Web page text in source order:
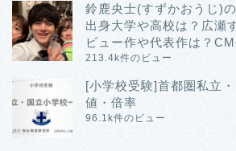
鈴鹿央士(すずかおうじ)
出身大学や高校は？広瀬
ビュー作や代表作は？
213.4k件のビュー
[小学校受験]首都圏私立
値・倍率
96.1k件のビュー